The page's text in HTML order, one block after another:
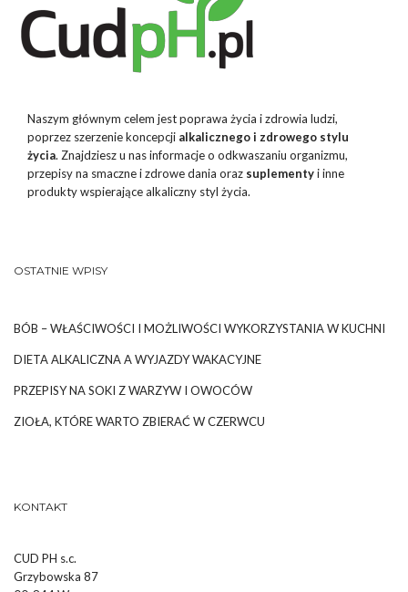
Naszym głównym celem jest poprawa życia i zdrowia ludzi,
poprzez szerzenie koncepcji alkalicznego i zdrowego stylu
życia. Znajdziesz u nas informacje o odkwaszaniu organizmu,
przepisy na smaczne i zdrowe dania oraz suplementyi inne
produkty wspierające alkaliczny styl życia.
OSTATNIE WPISY
BÓB – WŁAŚCIWOŚCI I MOŻLIWOŚCI WYKORZYSTANIA W KUCHNI
DIETA ALKALICZNA A WYJAZDY WAKACYJNE
PRZEPISY NA SOKI Z WARZYW I OWOCÓW
ZIOŁA, KTÓRE WARTO ZBIERAĆ W CZERWCU
KONTAKT
CUD PH s.c.
Grzybowska 87